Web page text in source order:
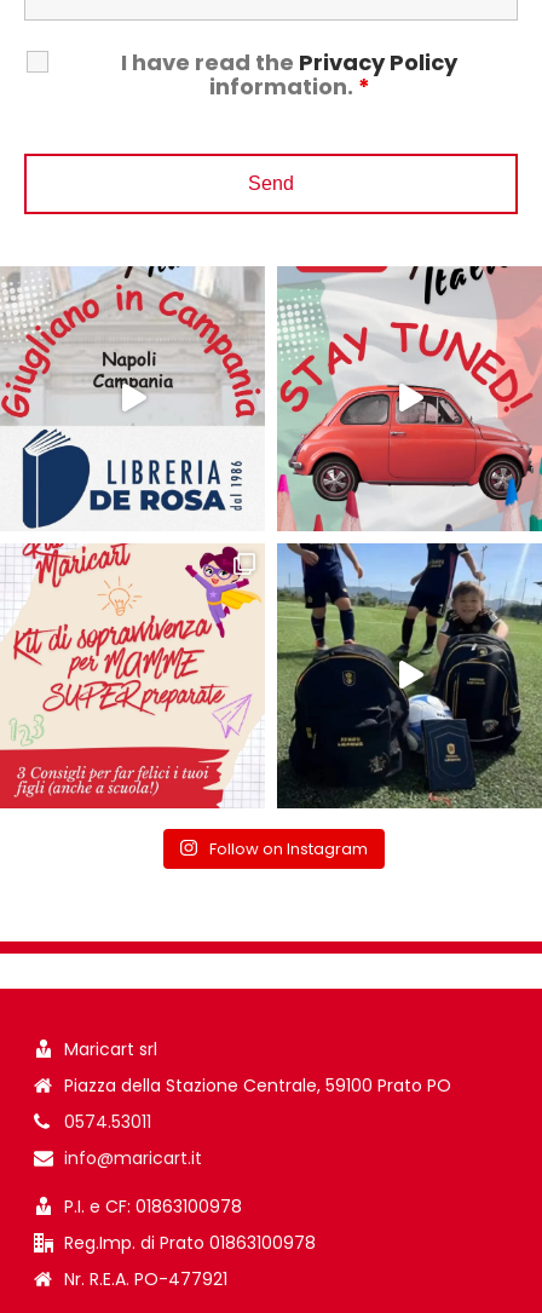
I have read the Privacy Policy
information. *
Follow on Instagram
Maricart srl
Piazza della Stazione Centrale, 59100 Prato PO
0574.53011
info@maricart.it
P.I. e CF: 01863100978
Reg.Imp. di Prato 01863100978
Nr. R.E.A. PO-477921